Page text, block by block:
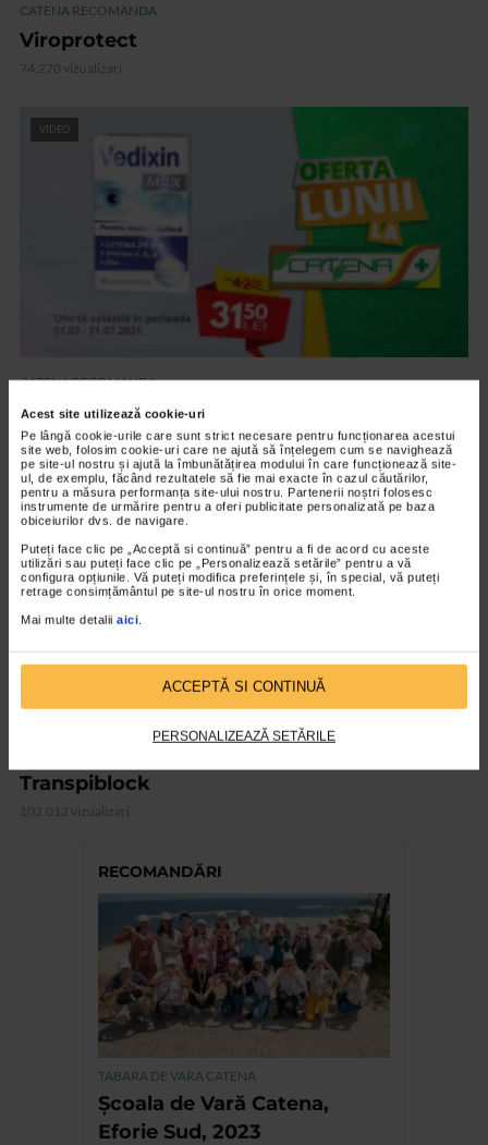
Acest site utilizează cookie-uri
Pe lângă cookie-urile care sunt strict necesare pentru funcționarea acestui
site web, folosim cookie-uri care ne ajută să înțelegem cum se navighează
pe site-ul nostru și ajută la îmbunătățirea modului în care funcționează site-
ul, de exemplu, făcând rezultatele să fie mai exacte în cazul căutărilor,
pentru a măsura performanța site-ului nostru. Partenerii noștri folosesc
instrumente de urmărire pentru a oferi publicitate personalizată pe baza
obiceiurilor dvs. de navigare.
Puteți face clic pe „Acceptă si continuă” pentru a fi de acord cu aceste
utilizări sau puteți face clic pe „Personalizează setările” pentru a vă
configura opțiunile. Vă puteți modifica preferințele și, în special, vă puteți
retrage consimțământul pe site-ul nostru în orice moment.
Mai multe detalii aici.
ACCEPTĂ SI CONTINUĂ
PERSONALIZEAZĂ SETĂRILE
CATENA RECOMANDA
Viroprotect
74.270 vizualizari
VIDEO
CATENA RECOMANDA
Vedixin Max
101.798 vizualizari
VIDEO
Transpiblock
102.012 vizualizari
RECOMANDĂRI
TABARA DE VARA CATENA
Școala de Vară Catena,
Eforie Sud, 2023